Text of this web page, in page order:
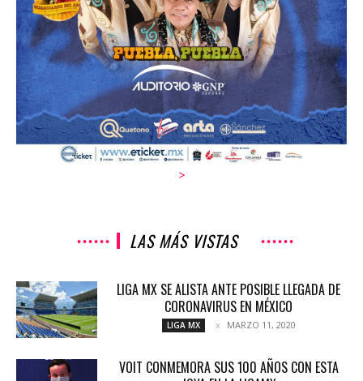
>
LAS MÁS VISTAS
LIGA MX SE ALISTA ANTE POSIBLE LLEGADA DE
CORONAVIRUS EN MÉXICO
LIGA MX MARZO 11, 2020
VOIT CONMEMORA SUS 100 AÑOS CON ESTA